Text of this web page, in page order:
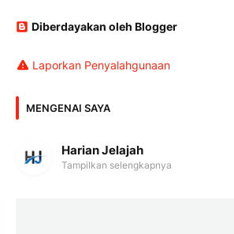
Diberdayakan oleh Blogger
Laporkan Penyalahgunaan
MENGENAI SAYA
Harian Jelajah
Tampilkan selengkapnya